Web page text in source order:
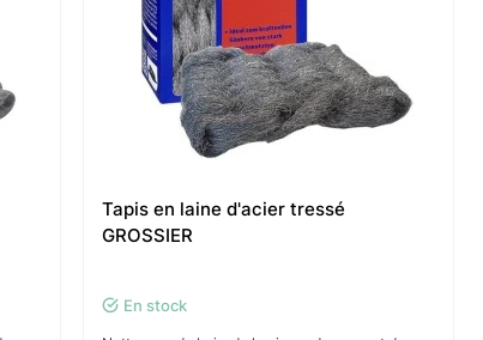
Tapis en laine d'acier tressé
GROSSIER
En stock